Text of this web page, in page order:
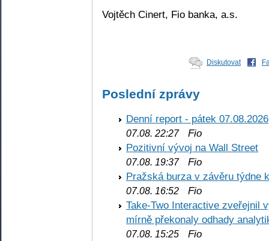
Vojtěch Cinert, Fio banka, a.s.
Diskutovat
Poslední zprávy
Denní report - pátek 07.08.2026
07.08. 22:27Fio
Pozitivní vývoj na Wall Street
07.08. 19:37Fio
Pražská burza v závěru týdne
07.08. 16:52 Fio
Take-Two Interactive zveřejnil
mírně překonaly odhady
07.08. 15:25 Fio